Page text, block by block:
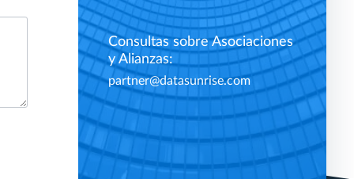
Consultas sobre Asociaciones
y Alianzas:
partner@datasunrise.com